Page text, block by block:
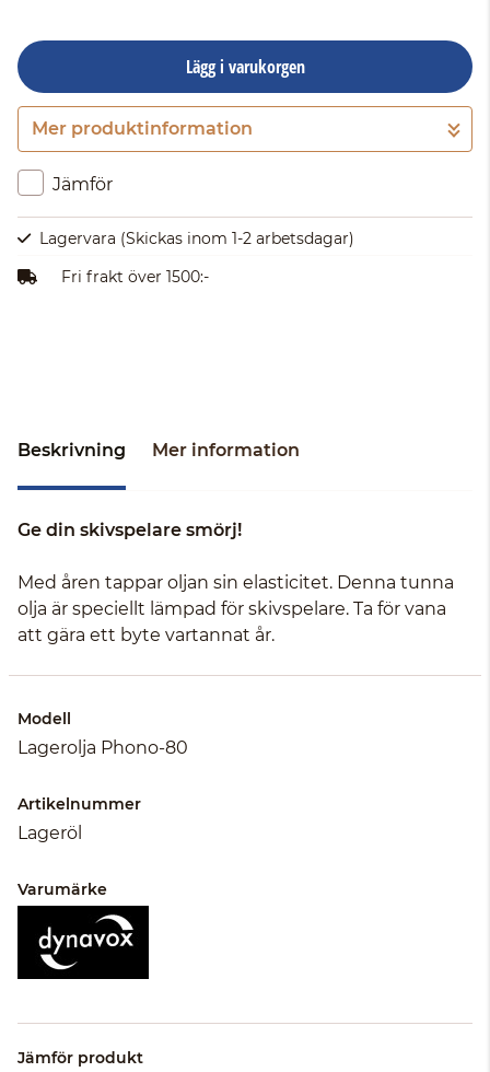
Lägg i varukorgen
Gå till kassan
Mer produktinformation
Jämför
Lagervara (Skickas inom 1-2 arbetsdagar)
Fri frakt över 1500:-
Beskrivning Mer information
Ge din skivspelare smörj!
Med åren tappar oljan sin elasticitet. Denna tunna
olja är speciellt lämpad för skivspelare. Ta för vana
att gära ett byte vartannat år.
Modell
Lagerolja Phono-80
Artikelnummer
Lageröl
Varumärke
Jämför produkt